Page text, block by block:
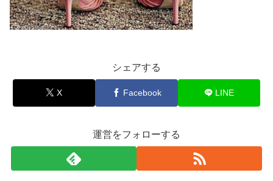
シェアする
X Facebook LINE
運営をフォローする